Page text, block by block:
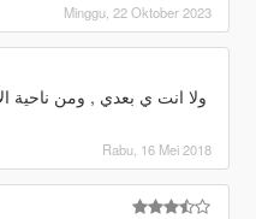
Minggu, 22 Oktober 2023
Rabu, 16 Mei 2018